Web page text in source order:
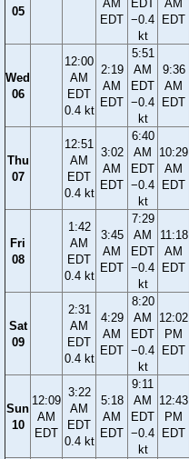
05
AM
EDT
EDT
−0.4
kt
AM
EDT
Wed
06
12:00
AM
EDT
0.4 kt
2:19
AM
EDT
5:51
AM
EDT
−0.4
kt
9:36
AM
EDT
Thu
07
12:51
AM
EDT
0.4 kt
3:02
AM
EDT
6:40
AM
EDT
−0.4
kt
10:29
AM
EDT
Fri
08
1:42
AM
EDT
0.4 kt
3:45
AM
EDT
7:29
AM
EDT
−0.4
kt
11:18
AM
EDT
Sat
09
2:31
AM
EDT
0.4 kt
4:29
AM
EDT
8:20
AM
EDT
−0.4
kt
12:02
PM
EDT
Sun
10
12:09
AM
EDT
3:22
AM
EDT
0.4 kt
5:18
AM
EDT
9:11
AM
EDT
−0.4
kt
12:43
PM
EDT